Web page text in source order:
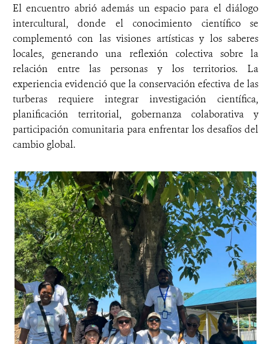
El encuentro abrió además un espacio para el diálogo
intercultural, donde el conocimiento científico se
complementó con las visiones artísticas y los saberes
locales, generando una reflexión colectiva sobre la
relación entre las personas y los territorios. La
experiencia evidenció que la conservación efectiva de las
turberas requiere integrar investigación científica,
planificación territorial, gobernanza colaborativa y
participación comunitaria para enfrentar los desafíos del
cambio global.